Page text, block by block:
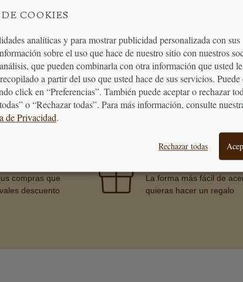
ENVÍO GRATUITO
A PARTIR DE 40€
DEVOLUCIONES
30 DÍAS
compras que
descuento
La forma más fácil de
quieras hacer un regalo
COOKIES
analíticas y para mostrar publicidad personalizada con sus
sobre el uso que hace de nuestro sitio con nuestros
que pueden combinarla con otra información que usted
a partir del uso que usted hace de sus servicios.
click en “Preferencias”. También puede aceptar o rechazar
o “Rechazar todas”. Para más información, consulte
de Privacidad.
Rechazar todas